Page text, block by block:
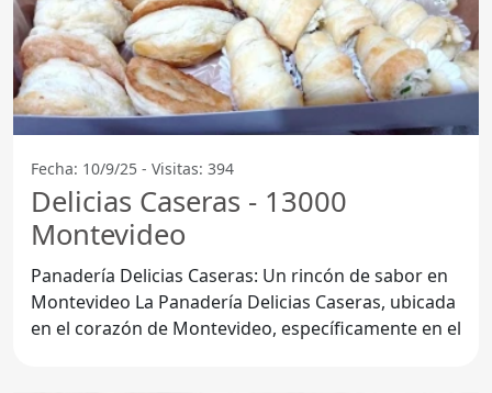
Fecha: 10/9/25 - Visitas: 394
Delicias Caseras - 13000
Montevideo
Panadería Delicias Caseras: Un rincón de sabor en
Montevideo La Panadería Delicias Caseras, ubicada
en el corazón de Montevideo, específicamente en el